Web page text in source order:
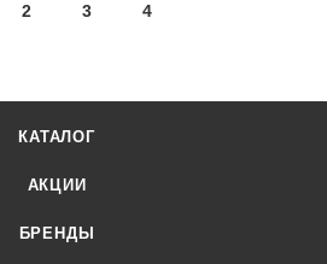
2 3 4
КАТАЛОГ
АКЦИИ
БРЕНДЫ